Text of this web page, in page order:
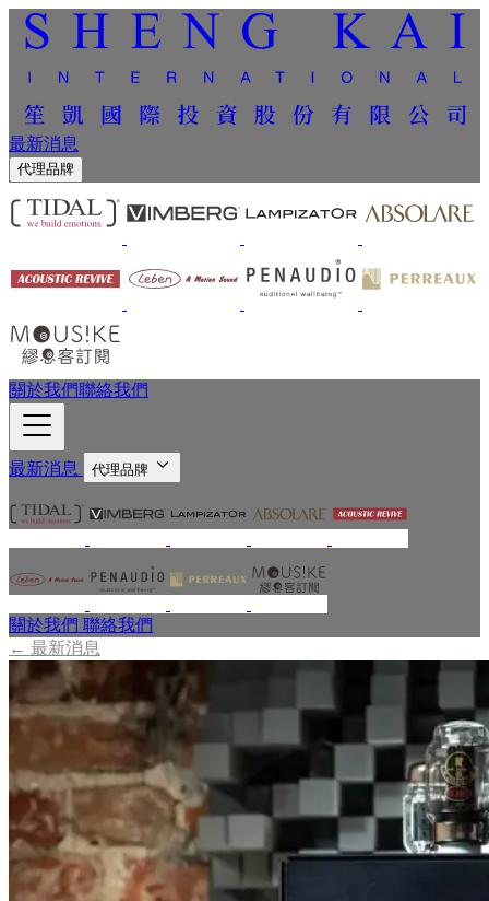
最新消息
代理品牌
關於我們聯絡我們
最新消息 代理品牌
關於我們 聯絡我們
← 最新消息